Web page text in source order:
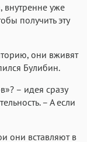
внутренне уже
получить эту
они вживят
Булибин.
– идея сразу
– А если
они вставляют в